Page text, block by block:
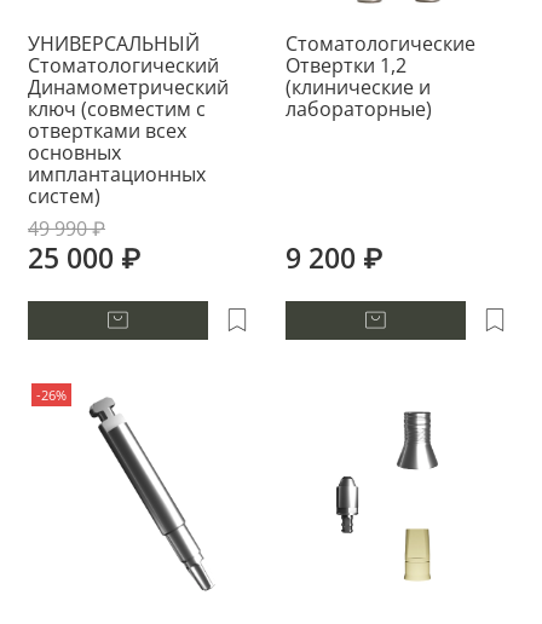
УНИВЕРСАЛЬНЫЙ
Стоматологический
Динамометрический
ключ (совместим с
отвертками всех
основных
имплантационных
систем)
49 990 ₽
25 000 ₽
Стоматологические
Отвертки 1,2
(клинические и
лабораторные)
9 200 ₽
-26%